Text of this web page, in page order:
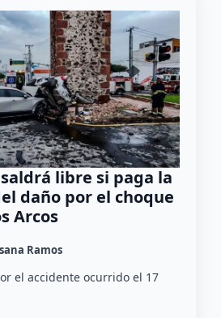
libre si paga la
daño por el choque
Arcos
Ramos
el accidente ocurrido el 17